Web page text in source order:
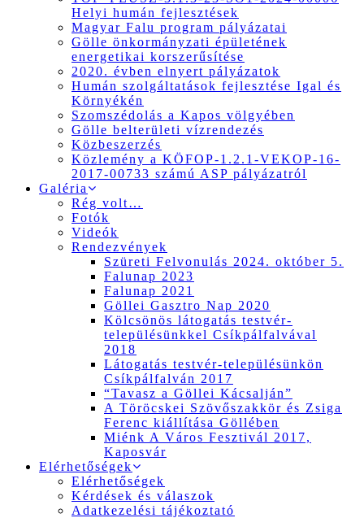
Helyi humán fejlesztések
Magyar Falu program pályázatai
Gölle önkormányzati épületének
energetikai korszerűsítése
2020. évben elnyert pályázatok
Humán szolgáltatások fejlesztése Igal és
Környékén
Szomszédolás a Kapos völgyében
Gölle belterületi vízrendezés
Közbeszerzés
Közlemény a KÖFOP-1.2.1-VEKOP-16-
2017-00733 számú ASP pályázatról
Galéria
Rég volt…
Fotók
Videók
Rendezvények
Szüreti Felvonulás 2024. október 5.
Falunap 2023
Falunap 2021
Göllei Gasztro Nap 2020
Kölcsönös látogatás testvér-
településünkkel Csíkpálfalvával
2018
Látogatás testvér-településünkön
Csíkpálfalván 2017
“Tavasz a Göllei Kácsalján”
A Töröcskei Szövőszakkör és Zsiga
Ferenc kiállítása Göllében
Miénk A Város Fesztivál 2017,
Kaposvár
Elérhetőségek
Elérhetőségek
Kérdések és válaszok
Adatkezelési tájékoztató